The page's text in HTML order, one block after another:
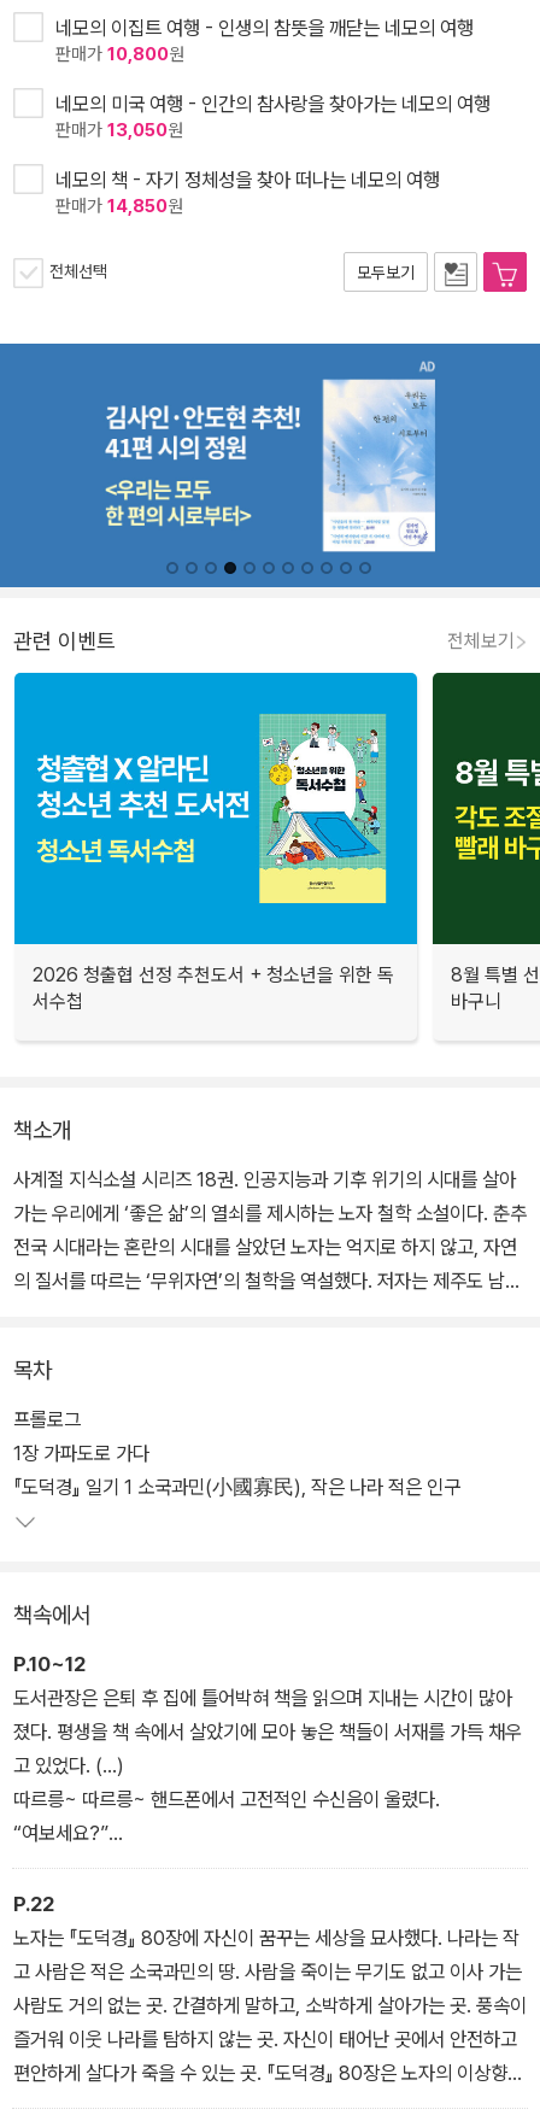
네모의 이집트 여행 - 인생의 참뜻을 깨닫는 네모의 여행
판매가 10,800원
네모의 미국 여행 - 인간의 참사랑을 찾아가는 네모의 여행
판매가 13,050원
네모의 책 - 자기 정체성을 찾아 떠나는 네모의 여행
판매가 14,850원
전체선택 모두보기
관련 이벤트 전체보기
2026 청출협 선정 추천도서 + 청소년을 위한 독
서수첩
8월 특별
바구니
책소개
사계절 지식소설 시리즈 18권. 인공지능과 기후 위기의 시대를 살아
가는 우리에게 ‘좋은 삶’의 열쇠를 제시하는 노자 철학 소설이다. 춘추
전국 시대라는 혼란의 시대를 살았던 노자는 억지로 하지 않고, 자연
의 질서를 따르는 ‘무위자연’의 철학을 역설했다. 저자는 제주도 남쪽
다.
2500년 전 중국에 살았던 노자가 지금 한국에 살고 있다면 우리에게
어떤 이야기를 들려줄까? 사람과 사람, 사람과 동물, 사람과 자연이
어우러지는 섬 가파도에서 백양은 노자의 철학을 마주한다. 섬이 가
않는 노자의 유연한 삶의 지혜를 소설 속 이야기에 녹여 냈다.
오랫동안 청소년들의 인문학 전달자로서 강연과 집필을 해 온 인문학
자 김경윤이 전작 『장자, 아파트 경비원이 되다』에 이어 이번에는 노
자의 철학을 담은 소설로 돌아왔다. 각 장의 끝에는 저자가 누구나 이
해할 수 있는 쉬운 말로 직접 번역한 『도덕경』과 풀이를 실었고, 노자
의 생애와 『도덕경』의 핵심 메시지를 안내하는 ‘지식 노트’를 함께 수
목차
프롤로그
1장 가파도로 가다
『도덕경』 일기 1 소국과민(小國寡民), 작은 나라 적은 인구
책속에서
P.10~12
도서관장은 은퇴 후 집에 틀어박혀 책을 읽으며 지내는 시간이 많아
졌다. 평생을 책 속에서 살았기에 모아 놓은 책들이 서재를 가득 채우
고 있었다. (…)
따르릉~ 따르릉~ 핸드폰에서 고전적인 수신음이 울렸다.
“여보세요?”
“여보세요, 백양 씨?”
“네, 누구시죠?”
“나야, 미경이. 대학교 동창. (…) 은퇴하고 별로 할 일도 없을 텐데,
건형이랑 제주도로 한번 놀러 오는 건 어때? 내가 가파도에 있거든.
다음 주에 건형이가 우리 집에 오는데, 한 달 동안 머물기로 했어. 그
김에 너도 와라. 얼굴이나 한번 보자.” (…)
친구의 느닷없는 초대와 가족의 아낌없는 응원을 백양은 매몰차게 거
절하지 못했다. 갑작스러운 여행이었다.
P.22
노자는 『도덕경』 80장에 자신이 꿈꾸는 세상을 묘사했다. 나라는 작
고 사람은 적은 소국과민의 땅. 사람을 죽이는 무기도 없고 이사 가는
사람도 거의 없는 곳. 간결하게 말하고, 소박하게 살아가는 곳. 풍속이
즐거워 이웃 나라를 탐하지 않는 곳. 자신이 태어난 곳에서 안전하고
편안하게 살다가 죽을 수 있는 곳. 『도덕경』 80장은 노자의 이상향을
잘 말해 준다. 내가 도착한 가파도의 모습이 바로 그러하다. 배가 끊기